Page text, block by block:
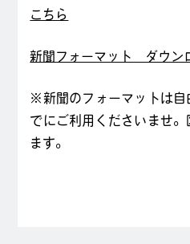
こちら
新聞フォーマット ダウン
※新聞のフォーマットは自
でにご利用くださいませ
ます。